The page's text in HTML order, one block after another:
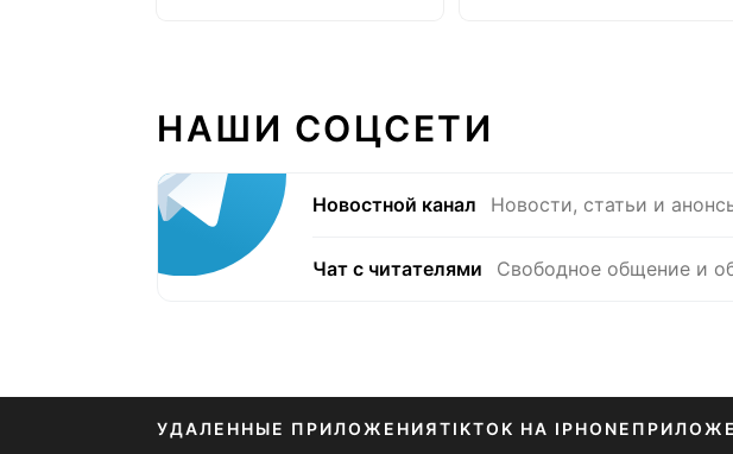
НАШИ СОЦСЕТИ
Новостной канал Новости, статьи и
Чат с читателями Свободное общение и
УДАЛЕННЫЕ ПРИЛОЖЕНИЯTIKTOK НА IPHONE